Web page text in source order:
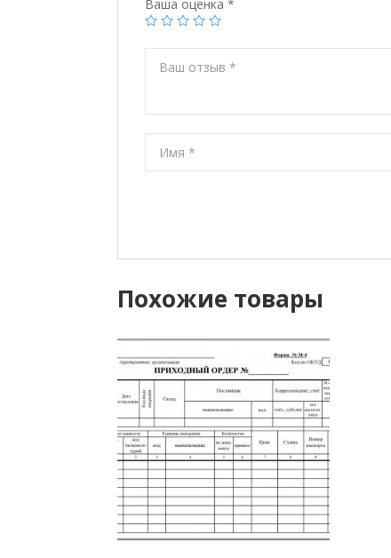
Ваша оценка *
Похожие товары